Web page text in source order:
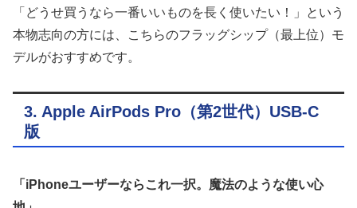
「どうせ買うなら一番いいものを長く使いたい！」という
本物志向の方には、こちらのフラッグシップ（最上位）モ
デルがおすすめです。
3. Apple AirPods Pro（第2世代）USB-C
版
「iPhoneユーザーならこれ一択。魔法のような使い心